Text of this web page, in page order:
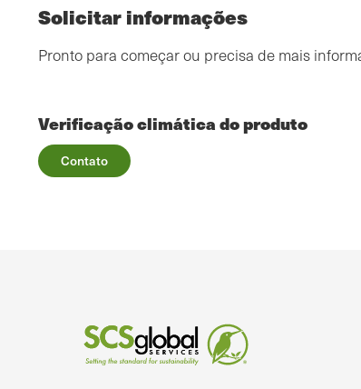
Solicitar informações
Pronto para começar ou precisa de mais
Verificação climática do produto
Contato